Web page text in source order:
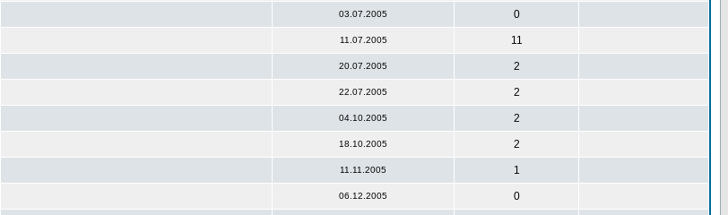
03.07.2005 0
11.07.2005 11
20.07.2005 2
22.07.2005 2
04.10.2005 2
18.10.2005 2
11.11.2005 1
06.12.2005 0